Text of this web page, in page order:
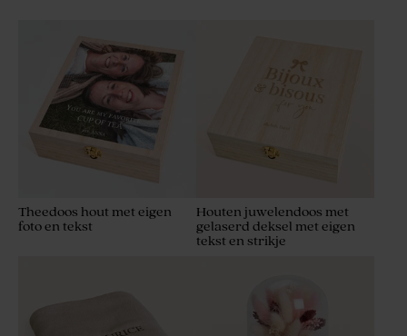
Theedoos hout met eigen
foto en tekst
Houten juwelendoos met
gelaserd deksel met eigen
tekst en strikje